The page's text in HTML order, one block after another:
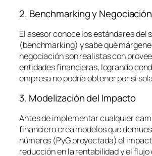
2. Benchmarking y
El asesor conoce los estándares del
(benchmarking) y sabe qué
negociación son realistas con
entidades financieras, logrando
empresa no podría obtener por sí
3. Modelización del Impacto
Antes de implementar cualquier
financiero crea modelos que
números (PyG proyectada) el
reducción en la rentabilidad y el flujo